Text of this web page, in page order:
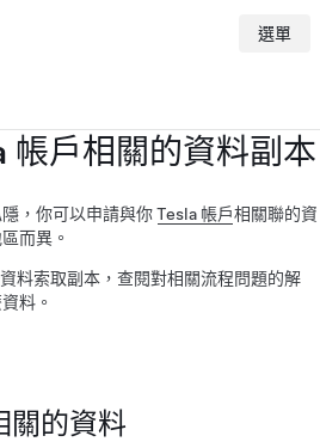
選單
帳戶相關的資料副本
，你可以申請與你Tesla 帳戶相關聯的資
而異。
料索取副本，查閱對相關流程問題的解
料。
關的資料